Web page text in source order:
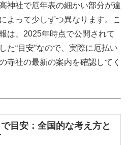
神社で厄年表の細かい部分が違
よって少しずつ異なります。こ
は、2025年時点で公開されて
た“目安”なので、実際に厄払い
寺社の最新の案内を確認してく
目安：全国的な考え方と